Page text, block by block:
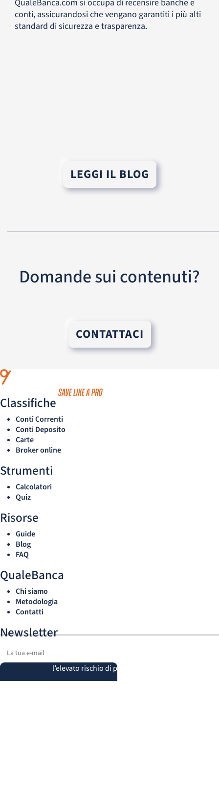
QualeBanca.com si occupa di recensire banche e
conti, assicurandosi che vengano garantiti i più alti
standard di sicurezza e trasparenza.
LEGGI IL BLOG
Domande sui contenuti?
CONTATTACI
Classifiche
Conti Correnti
Conti Deposito
Carte
Broker online
Strumenti
Calcolatori
Quiz
Risorse
Guide
Blog
FAQ
QualeBanca
Chi siamo
Metodologia
Contatti
Newsletter
Il 50% di conti privati incorre in perdite quando investe in
CFD con questo fornitore.
l’elevato rischio di perdere denaro.